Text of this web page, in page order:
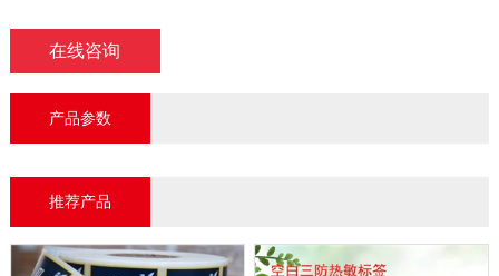
在线咨询
产品参数
推荐产品